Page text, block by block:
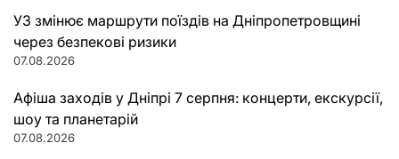
УЗ змінює маршрути поїздів на Дніпропетровщині
через безпекові ризики
07.08.2026
Афіша заходів у Дніпрі 7 серпня: концерти, екскурсії,
шоу та планетарій
07.08.2026